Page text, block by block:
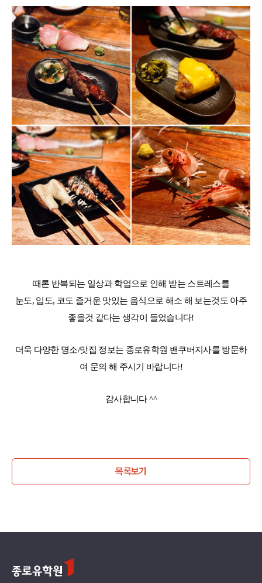
때론 반복되는 일상과 학업으로 인해 받는 스트레스를
눈도, 입도, 코도 즐거운 맛있는 음식으로 해소 해 보는것도 아주
좋을것 같다는 생각이 들었습니다!
더욱 다양한 명소/맛집 정보는 종로유학원 밴쿠버지사를 방문하
여 문의 해 주시기 바랍니다!
감사합니다 ^^
목록보기